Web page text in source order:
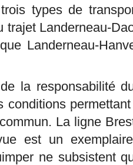
types de
trajet Landerneau-
Landerneau-
la responsabilité
conditions
La ligne
est un
ne subsistent